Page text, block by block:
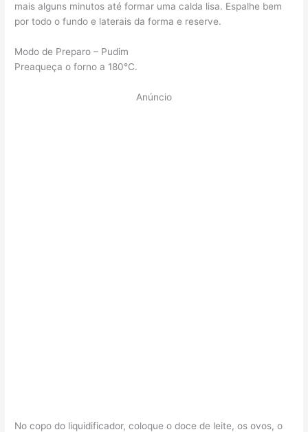
mais alguns minutos até formar uma calda lisa. Espalhe bem
por todo o fundo e laterais da forma e reserve.
Modo de Preparo – Pudim
Preaqueça o forno a 180°C.
Anúncio
No copo do liquidificador, coloque o doce de leite, os ovos, o